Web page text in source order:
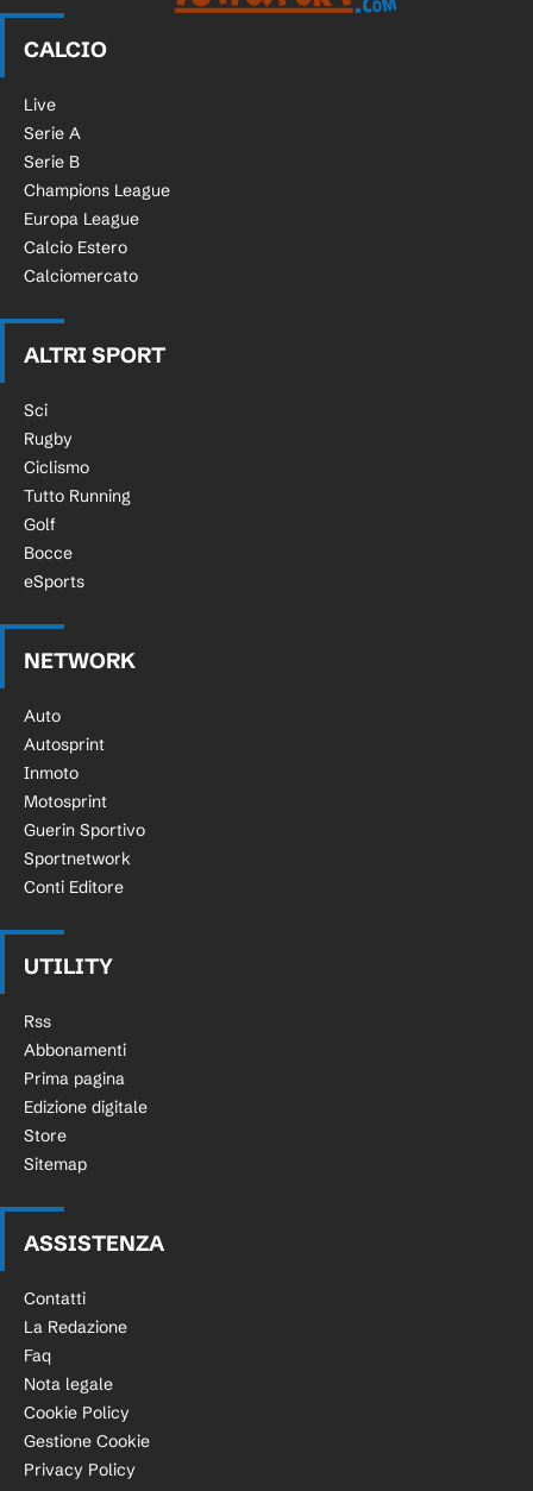
CALCIO
Live
Serie A
Serie B
Champions League
Europa League
Calcio Estero
Calciomercato
ALTRI SPORT
Sci
Rugby
Ciclismo
Tutto Running
Golf
Bocce
eSports
NETWORK
Auto
Autosprint
Inmoto
Motosprint
Guerin Sportivo
Sportnetwork
Conti Editore
UTILITY
Rss
Abbonamenti
Prima pagina
Edizione digitale
Store
Sitemap
ASSISTENZA
Contatti
La Redazione
Faq
Nota legale
Cookie Policy
Gestione Cookie
Privacy Policy